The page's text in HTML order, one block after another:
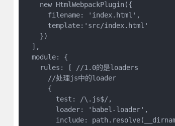
    new HtmlWebpackPlugin({
      filename: 'index.html',
      template:'src/index.html'
    })
  ],
  module: {
    rules: [ //1.0的是loaders
      //处理js中的loader
      {
        test: /\.js$/,
        loader: 'babel-loader',
include: